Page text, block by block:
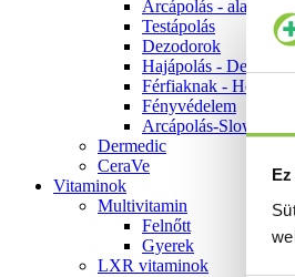
Arcápolás - alapozók
Testápolás
Dezodorok
Hajápolás - Dercos
Férfiaknak - Homme
Fényvédelem
Arcápolás-Slow Age
Dermedic
CeraVe
Vitaminok
Multivitamin
Felnőtt
Gyerek
LXR vitaminok